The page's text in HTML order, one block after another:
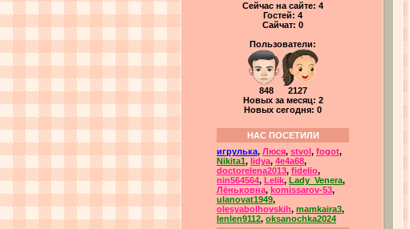
Сейчас на сайте: 4
Гостей: 4
Сайчат: 0
Пользователи:
848 2127
Новых за месяц: 2
Новых сегодня: 0
НАС ПОСЕТИЛИ
игрулька, Люся, stvol , fogot,
Nikita1, lidya, 4e4a68,
doctorelena2013, fidelio,
nin564564, Lelik, Lady_Venera,
Лёньковна, komissarov-53,
ulanovat1949,
olesyabolhovskih, mamkaira3,
lenlen9112, oksanochka2024